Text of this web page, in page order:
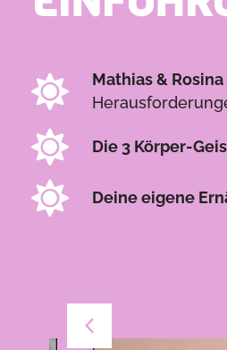
Mathias & Rosina
Die 3 Körper-
Deine eigene